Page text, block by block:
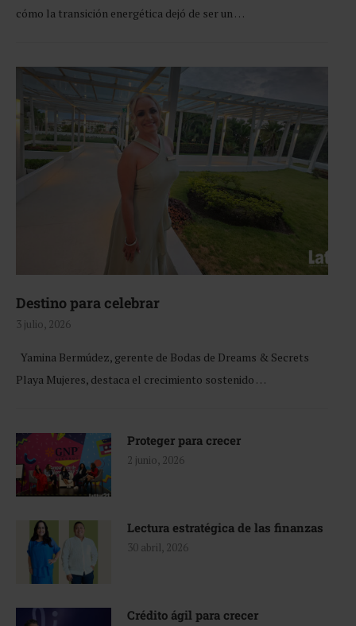
cómo la transición energética dejó de ser un …
Destino para celebrar
3 julio, 2026
Yamina Bermúdez, gerente de Bodas de Dreams & Secrets
Playa Mujeres, destaca el crecimiento sostenido …
Proteger para crecer
2 junio, 2026
Lectura estratégica de las finanzas
30 abril, 2026
Crédito ágil para crecer